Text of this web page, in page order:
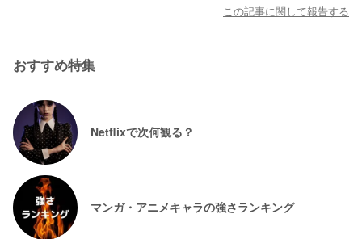
この記事に関して報告する
おすすめ特集
Netflixで次何観る？
マンガ・アニメキャラの強さランキング